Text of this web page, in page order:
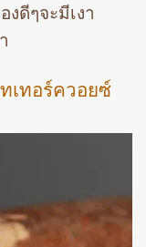
ดีๆจะมีเงา
เทอร์ควอยซ์